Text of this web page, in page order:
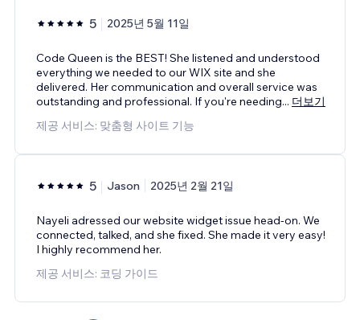
5 2025년 5월 11일
Code Queen is the BEST! She listened and understood
everything we needed to our WIX site and she
delivered. Her communication and overall service was
outstanding and professional. If you're needing... 더보기
제공 서비스: 맞춤형 사이트 기능
5 Jason 2025년 2월 21일
Nayeli adressed our website widget issue head-on. We
connected, talked, and she fixed. She made it very easy!
I highly recommend her.
제공 서비스: 코딩 가이드